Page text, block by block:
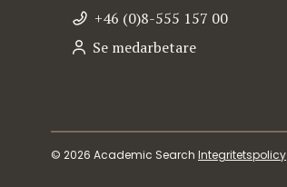
+46 (0)8-555 157 00
Se medarbetare
© 2026 Academic Search Integritetspolicy